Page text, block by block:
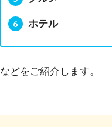
ホテル
などをご紹介します。